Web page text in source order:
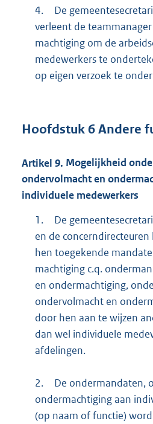
4.
De
verleent de
machtiging om de
medewerkers te
op eigen verzoek te
Hoofdstuk6Andere
Artikel 9. Mogelijkheid
ondervolmacht en
individuele medewerkers
1.
De
en de
hen toegekende
machtiging c.q.
en ondermachtiging,
ondervolmacht en
door hen aan te wijzen
dan wel individuele
afdelingen.
2.
De ondermandaten,
ondermachtiging aan
(op naam of functie)